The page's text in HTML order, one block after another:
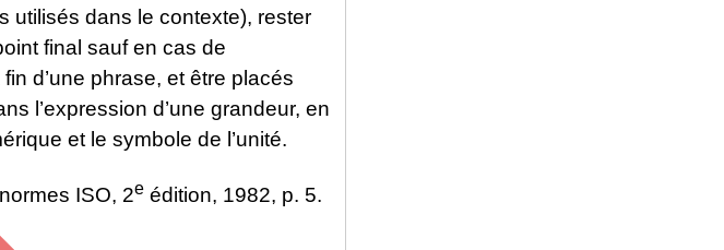
utilisés dans le contexte), rester
final sauf en cas de
d’une phrase, et être placés
l’expression d’une grandeur, en
et le symbole de l’unité.
ISO, 2e édition, 1982, p. 5.